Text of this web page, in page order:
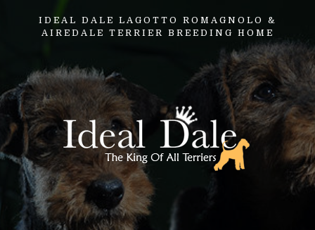
IDEAL DALE LAGOTTO ROMAGNOLO &
AIREDALE TERRIER BREEDING HOME